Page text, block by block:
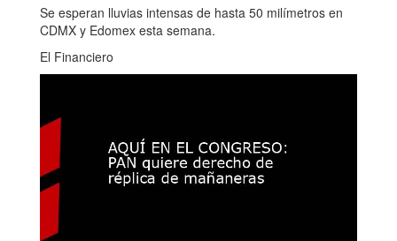
Se esperan lluvias intensas de hasta 50 milímetros en
CDMX y Edomex esta semana.
El Financiero